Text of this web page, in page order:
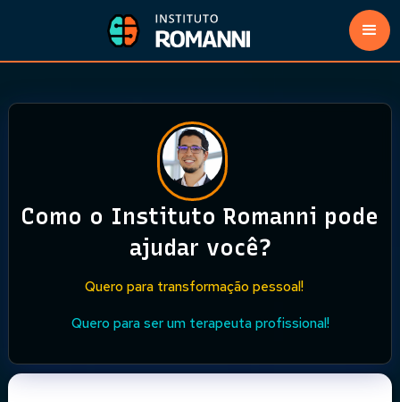
Como o Instituto Romanni pode
ajudar você?
Quero para transformação pessoal!
Quero para ser um terapeuta profissional!